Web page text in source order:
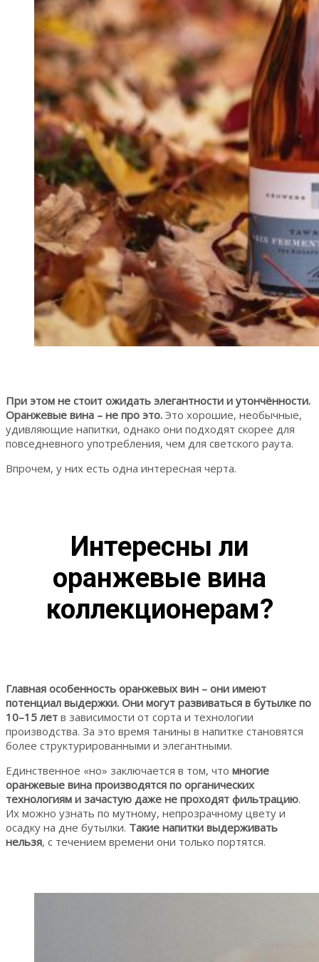
При этом не стоит ожидать элегантности и утончённости.
Оранжевые вина – не про это. Это хорошие, необычные,
удивляющие напитки, однако они подходят скорее для
повседневного употребления, чем для светского раута.
Впрочем, у них есть одна интересная черта.
Интересны ли
оранжевые вина
коллекционерам?
Главная особенность оранжевых вин – они имеют
потенциал выдержки. Они могут развиваться в бутылке по
10–15 лет в зависимости от сорта и технологии
производства. За это время танины в напитке становятся
более структурированными и элегантными.
Единственное «но» заключается в том, что многие
оранжевые вина производятся по органических
технологиям и зачастую даже не проходят фильтрацию.
Их можно узнать по мутному, непрозрачному цвету и
осадку на дне бутылки. Такие напитки выдерживать
нельзя, с течением времени они только портятся.